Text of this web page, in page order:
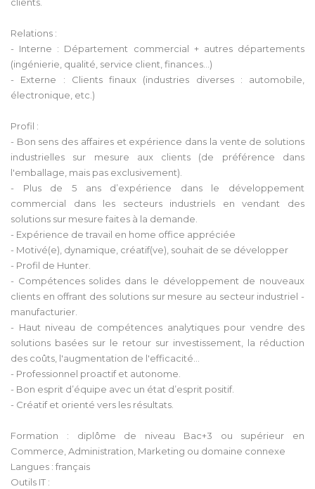
Relations :
- Interne : Département commercial + autres départements
(ingénierie, qualité, service client, finances...)
- Externe : Clients finaux (industries diverses : automobile,
électronique, etc.)
Profil :
- Bon sens des affaires et expérience dans la vente de solutions
industrielles sur mesure aux clients (de préférence dans
l'emballage, mais pas exclusivement).
- Plus de 5 ans d’expérience dans le développement
commercial dans les secteurs industriels en vendant des
solutions sur mesure faites à la demande.
- Expérience de travail en home office appréciée
- Motivé(e), dynamique, créatif(ve), souhait de se développer
- Profil de Hunter.
- Compétences solides dans le développement de nouveaux
clients en offrant des solutions sur mesure au secteur industriel -
manufacturier.
- Haut niveau de compétences analytiques pour vendre des
solutions basées sur le retour sur investissement, la réduction
des coûts, l'augmentation de l'efficacité...
- Professionnel proactif et autonome.
- Bon esprit d’équipe avec un état d’esprit positif.
- Créatif et orienté vers les résultats.
Formation : diplôme de niveau Bac+3 ou supérieur en
Commerce, Administration, Marketing ou domaine connexe
Langues : français
Outils IT :